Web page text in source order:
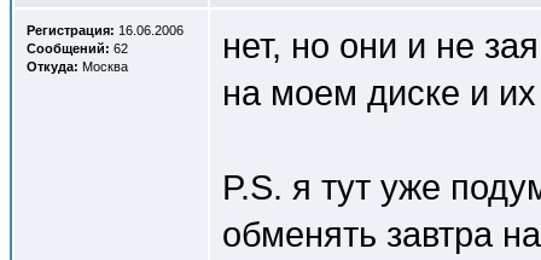
Регистрация: 16.06.2006
Сообщений: 62
Откуда: Москва
нет, но они и не
на моем диске и
P.S. я тут уже
обменять завтра